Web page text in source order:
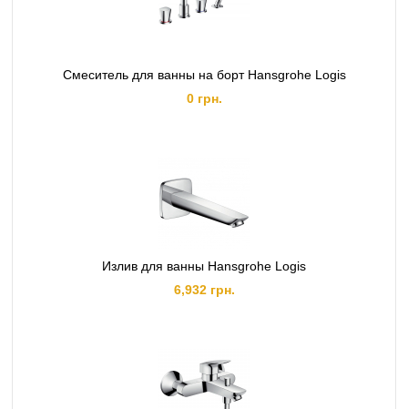
Смеситель для ванны на борт Hansgrohe Logis
0 грн.
Излив для ванны Hansgrohe Logis
6,932 грн.